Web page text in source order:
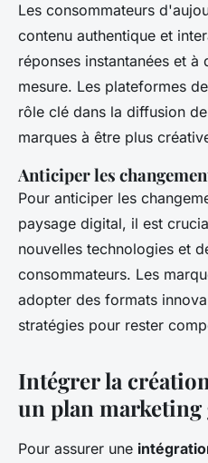
Les consommateurs
contenu authentique et
réponses instantanées et à
mesure. Les plateformes
rôle clé dans la diffusion
marques à être plus
Anticiper les
Pour anticiper les
paysage digital, il est
nouvelles technologies et
consommateurs. Les
adopter des formats
stratégies pour rester
Intégrer la
un plan marketing
Pour assurer une